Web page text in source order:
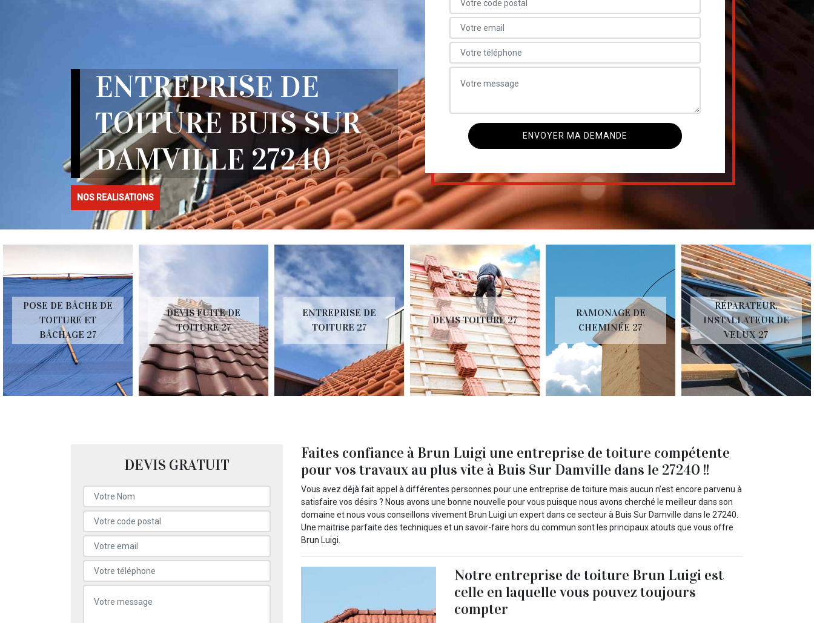
ENTREPRISE DE
TOITURE BUIS SUR
DAMVILLE 27240
NOS REALISATIONS
POSE DE BÂCHE DE
TOITURE ET
BÂCHAGE 27
DEVIS FUITE DE
TOITURE 27
ENTREPRISE DE
TOITURE 27
DEVIS TOITURE 27
RAMONAGE DE
CHEMINÉE 27
RÉPARATEUR,
INSTALLATEUR DE
VELUX 27
DEVIS GRATUIT
Faites confiance à Brun Luigi une entreprise de toiture compétente
pour vos travaux au plus vite à Buis Sur Damville dans le 27240 !!
Vous avez déjà fait appel à différentes personnes pour une entreprise de toiture mais aucun n’est encore parvenu à
satisfaire vos désirs ? Nous avons une bonne nouvelle pour vous puisque nous avons cherché le meilleur dans son
domaine et nous vous conseillons vivement Brun Luigi un expert dans ce secteur à Buis Sur Damville dans le 27240.
Une maitrise parfaite des techniques et un savoir-faire hors du commun sont les principaux atouts que vous offre
Brun Luigi.
Notre entreprise de toiture Brun Luigi est
celle en laquelle vous pouvez toujours
compter